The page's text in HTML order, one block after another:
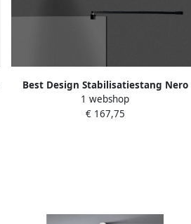
Best Design Stabilisatiestang Nero
Dalis 120 cm Horizontaal Mat Zwart
1 webshop
€ 167,75